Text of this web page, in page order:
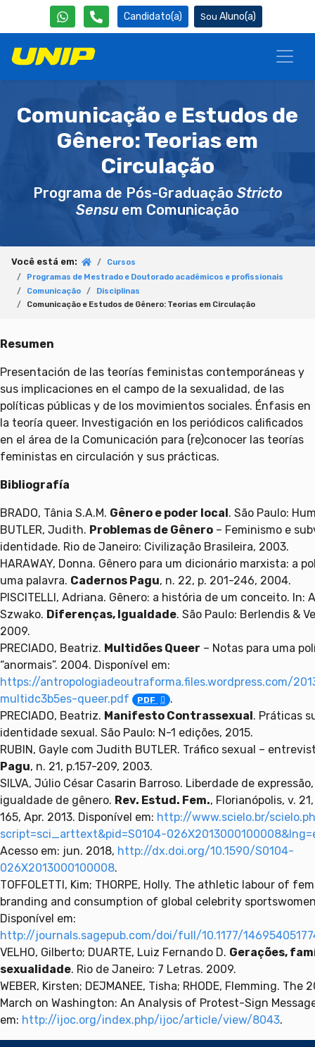
Candidato(a) Aluno(a)
Comunicação e Estudos de
Gênero: Teorias em
Circulação
Programa de Pós-Graduação Stricto
Sensu em Comunicação
Você está em:
Cursos
Programas de Mestrado e Doutorado acadêmicos e profissionais
Comunicação
Disciplinas
Comunicação e Estudos de Gênero: Teorias em Circulação
Resumen
Presentación de las teorías feministas contemporáneas y
sus implicaciones en el campo de la sexualidad, de las
políticas públicas y de los movimientos sociales. Énfasis en
la teoría queer. Investigación en los periódicos calificados
en el área de la Comunicación para (re)conocer las teorías
feministas en circulación y sus prácticas.
Bibliografía
BRADO, Tânia S.A.M. Gênero e poder local. São Paulo:
BUTLER, Judith. Problemas de Gênero – Feminismo e
identidade. Rio de Janeiro: Civilização Brasileira, 2003.
HARAWAY, Donna. Gênero para um dicionário marxista: a
uma palavra. Cadernos Pagu, n. 22, p. 201-246, 2004.
PISCITELLI, Adriana. Gênero: a história de um conceito. In:
Szwako. Diferenças, Igualdade. São Paulo: Berlendis &
2009.
PRECIADO, Beatriz. Multidões Queer – Notas para uma
“anormais”. 2004. Disponível em:
https://antropologiadeoutraforma.files.wordpress.com/
multidc3b5es-queer.pdf
PDF
.
PRECIADO, Beatriz. Manifesto Contrassexual. Práticas
identidade sexual. São Paulo: N-1 edições, 2015.
RUBIN, Gayle com Judith BUTLER. Tráfico sexual –
Pagu, n. 21, p.157-209, 2003.
SILVA, Júlio César Casarin Barroso. Liberdade de
igualdade de gênero. Rev. Estud. Fem., Florianópolis, v.
165, Apr. 2013. Disponível em: http://www.scielo.br/
script=sci_arttext&pid=S0104-
Acesso em: jun. 2018, http://dx.doi.org/10.1590/S0104-
026X2013000100008.
TOFFOLETTI, Kim; THORPE, Holly. The athletic labour of
branding and consumption of global celebrity
Disponível em:
http://journals.sagepub.com/doi/full/10.1177/
VELHO, Gilberto; DUARTE, Luiz Fernando D. Gerações,
sexualidade. Rio de Janeiro: 7 Letras. 2009.
WEBER, Kirsten; DEJMANEE, Tisha; RHODE, Flemming. The
March on Washington: An Analysis of Protest-Sign
em: http://ijoc.org/index.php/ijoc/article/view/8043.